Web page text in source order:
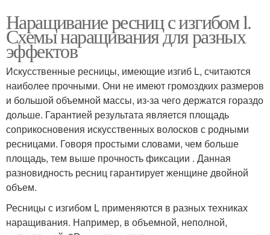
Наращивание ресниц с изгибом l.
Схемы наращивания для разных
эффектов
Искусственные ресницы, имеющие изгиб L, считаются
наиболее прочными. Они не имеют громоздких размеров
и большой объемной массы, из-за чего держатся гораздо
дольше. Гарантией результата является площадь
соприкосновения искусственных волосков с родными
ресницами. Говоря простыми словами, чем больше
площадь, тем выше прочность фиксации . Данная
разновидность ресниц гарантирует женщине двойной
объем.
Ресницы с изгибом L применяются в разных техниках
наращивания. Например, в объемной, неполной,